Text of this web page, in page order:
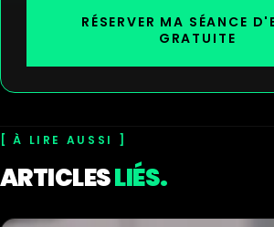
RÉSERVER MA SÉANCE
GRATUITE
À LIRE AUSSI
ARTICLESLIÉS.